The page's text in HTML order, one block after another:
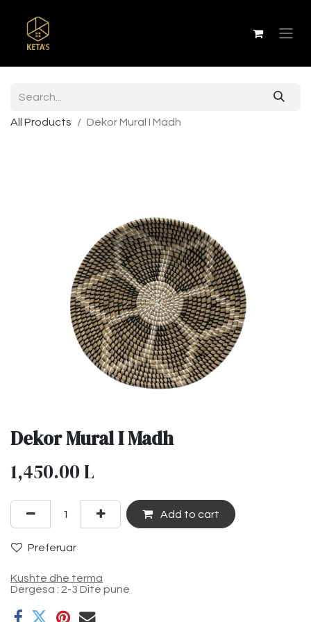
All Products Dekor Mural I Madh
Dekor Mural I Madh
1,450.00L
Add to cart
Preferuar
Kushte dhe terma
Dergesa : 2-3 Dite pune